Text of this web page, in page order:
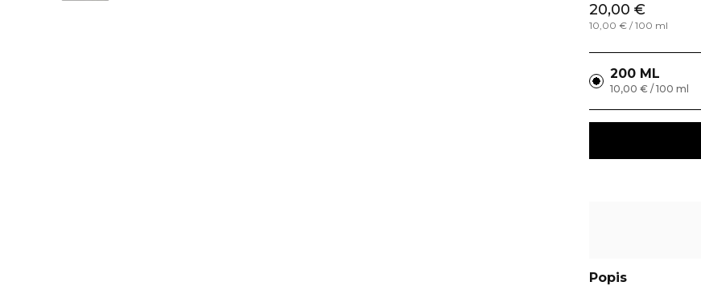
20,00 €
10,00 € / 100 ml
200 ML
10,00 € / 100 ml
Popis